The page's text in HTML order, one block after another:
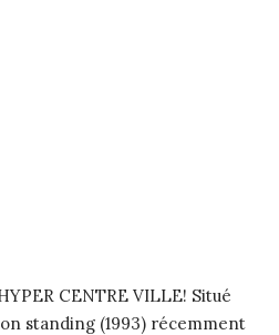
CENTRE VILLE! Situé
standing (1993) récemment